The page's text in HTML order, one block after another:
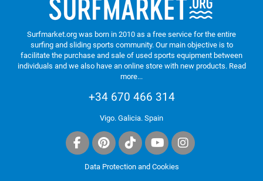
Surfmarket.org was born in 2010 as a free service for the entire
surfing and sliding sports community. Our main objective is to
facilitate the purchase and sale of used sports equipment between
individuals and we also have an online store with new products. Read
more...
+34 670 466 314
Vigo. Galicia. Spain
Data Protection and Cookies